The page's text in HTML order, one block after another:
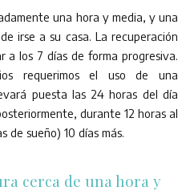
una hora y media, y una
irse a su casa. La recuperación
a los 7 días de forma progresiva.
requerimos el uso de una
puesta las 24 horas del día
durante 12 horas al
de sueño) 10 días más.
cerca de una hora y